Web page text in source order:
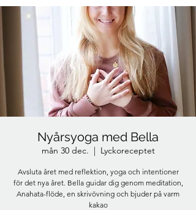
Nyårsyoga med Bella
mån 30 dec.
  |
Lyckoreceptet
Avsluta året med reflektion, yoga och intentioner
för det nya året. Bella guidar dig genom meditation,
Anahata-flöde, en skrivövning och bjuder på varm
kakao